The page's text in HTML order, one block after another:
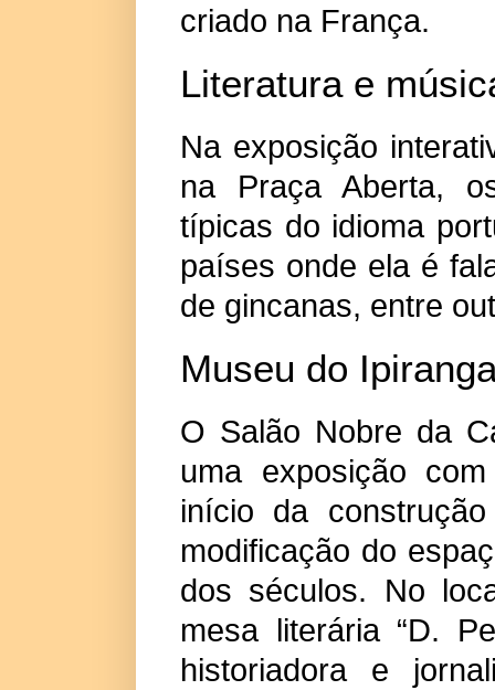
criado na França.
Literatura e
Na exposição
na Praça Aberta,
típicas do idioma
países onde ela é
de gincanas, entre
Museu do
O Salão Nobre da
uma exposição
início da
modificação do
dos séculos. No
mesa literária “D.
historiadora e